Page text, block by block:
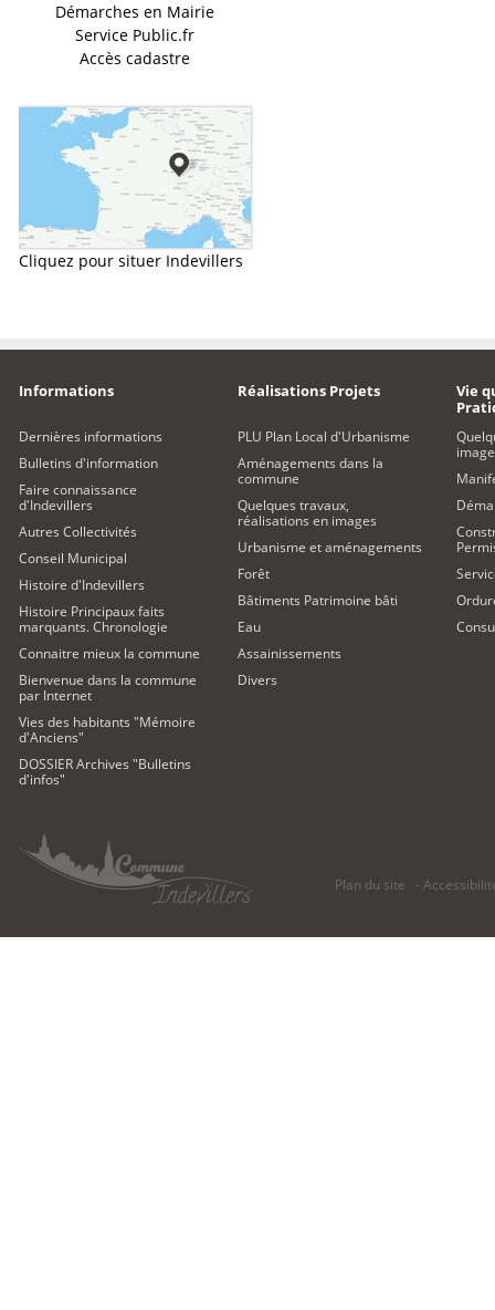
Démarches en Mairie
Service Public.fr
Accès cadastre
Cliquez pour situer Indevillers
Informations
Dernières informations
Bulletins d'information
Faire connaissance
d'Indevillers
Autres Collectivités
Conseil Municipal
Histoire d'Indevillers
Histoire Principaux faits
marquants. Chronologie
Connaitre mieux la commune
Bienvenue dans la commune
par Internet
Vies des habitants "Mémoire
d'Anciens"
DOSSIER Archives "Bulletins
d'infos"
Réalisations Projets
PLU Plan Local d'Urbanisme
Aménagements dans la
commune
Quelques travaux,
réalisations en images
Urbanisme et aménagements
Forêt
Bâtiments Patrimoine bâti
Eau
Assainissements
Divers
Vie
Plan du site